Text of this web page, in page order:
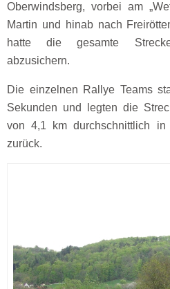
Oberwindsberg, vorbei am
Martin und hinab nach
hatte die gesamte
abzusichern.
Die einzelnen Rallye Teams
Sekunden und legten die
von 4,1 km durchschnittlich
zurück.